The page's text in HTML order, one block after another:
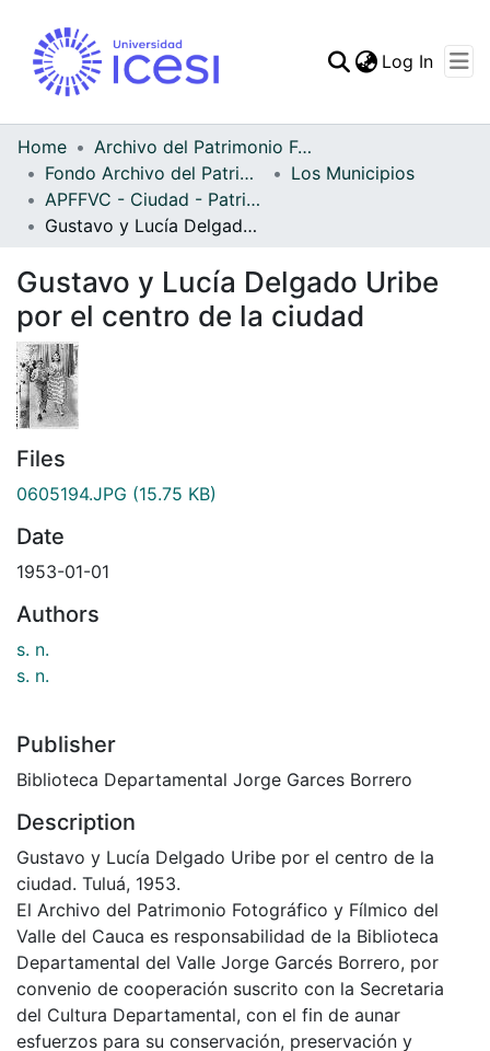
Statistics
Log In
Home
Archivo del Patrimonio Fotográfico y Fílmico del Valle del Cauca
Fondo Archivo del Patrimonio Fotográfico y Fílmico del Valle del Cauca
Los Municipios
APFFVC - Ciudad - Patrimonial
Gustavo y Lucía Delgado Uribe por el centro de la ciudad
Gustavo y Lucía Delgado Uribe
por el centro de la ciudad
Files
0605194.JPG (15.75 KB)
Date
1953-01-01
Authors
s. n.
s. n.
Publisher
Biblioteca Departamental Jorge Garces Borrero
Description
Gustavo y Lucía Delgado Uribe por el centro de la
ciudad. Tuluá, 1953.
El Archivo del Patrimonio Fotográfico y Fílmico del
Valle del Cauca es responsabilidad de la Biblioteca
Departamental del Valle Jorge Garcés Borrero, por
convenio de cooperación suscrito con la Secretaria
del Cultura Departamental, con el fin de aunar
esfuerzos para su conservación, preservación y